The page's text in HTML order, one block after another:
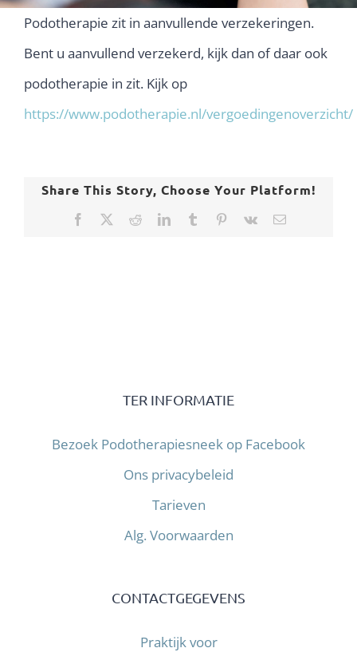
Podotherapie zit in aanvullende verzekeringen.
Bent u aanvullend verzekerd, kijk dan of daar ook
podotherapie in zit. Kijk op
https://www.podotherapie.nl/vergoedingenoverzicht/
Share This Story, Choose Your Platform!
Facebook RedditLinkedInTumblr Pinterest
Vk
E-
TER INFORMATIE
Bezoek Podotherapiesneek op Facebook
Ons privacybeleid
Tarieven
Alg. Voorwaarden
CONTACTGEGEVENS
Praktijk voor